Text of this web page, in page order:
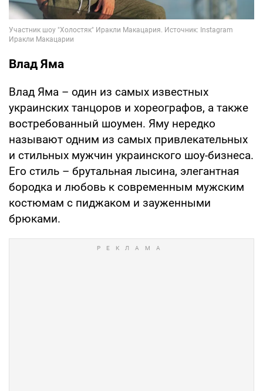
Влад Яма
Влад Яма – один из самых известных
украинских танцоров и хореографов, а также
востребованный шоумен. Яму нередко
называют одним из самых привлекательных
и стильных мужчин украинского шоу-бизнеса.
Его стиль – брутальная лысина, элегантная
бородка и любовь к современным мужским
костюмам с пиджаком и зауженными
брюками.